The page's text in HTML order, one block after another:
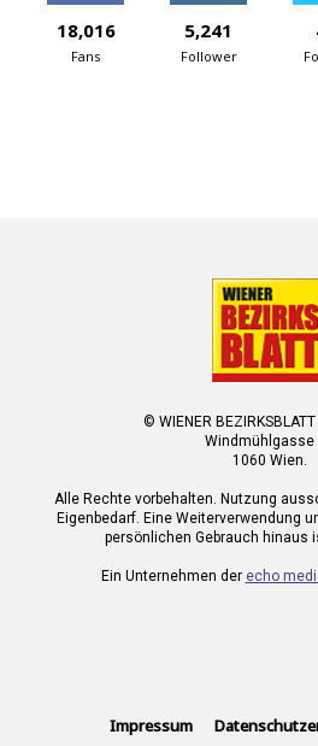
18,016
Fans
5,241
Follower
© WIENER
Windmühlgasse
1060 Wien.
Alle Rechte vorbehalten. Nutzung
Eigenbedarf. Eine Weiterverwendung
persönlichen Gebrauch hinaus
Ein Unternehmen der echo
Impressum